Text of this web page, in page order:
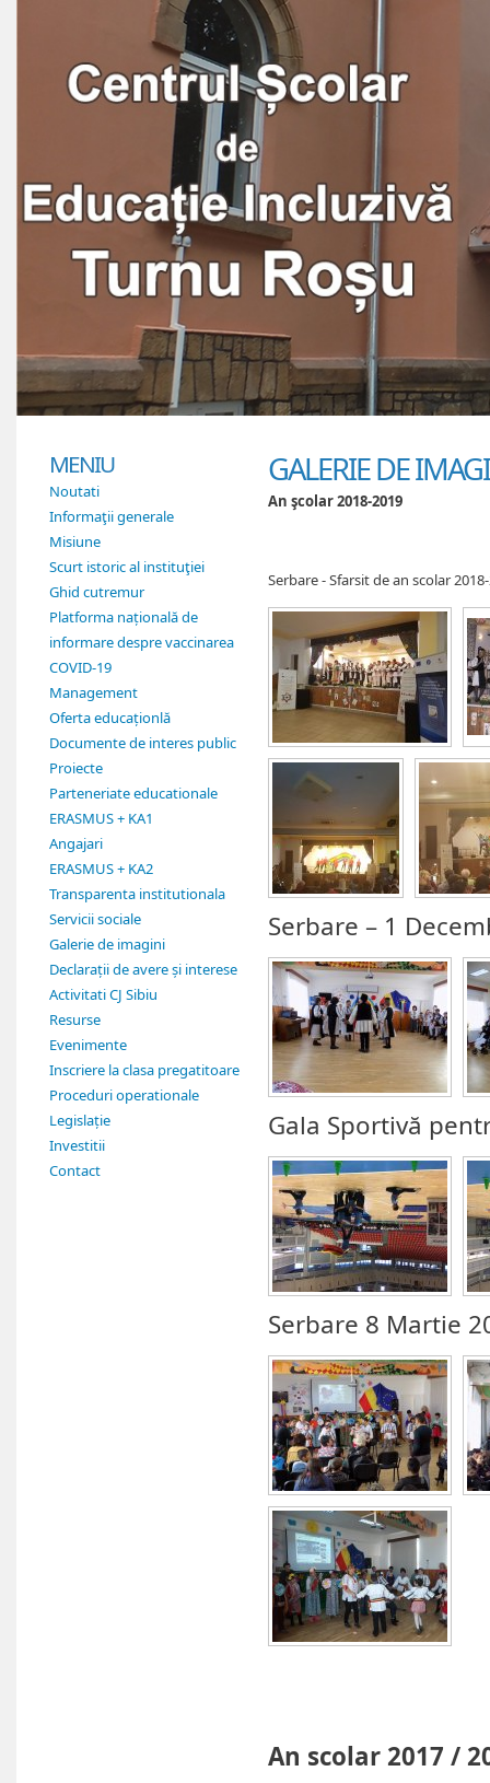
GALERIE DE
An şcolar 2018-2019
Serbare - Sfarsit de an scolar
Serbare – 1
Gala Sportivă
Serbare 8 Martie
An scolar 2017 /
MENIU
Noutati
Informaţii generale
Misiune
Scurt istoric al instituţiei
Ghid cutremur
Platforma națională de
informare despre vaccinarea
COVID-19
Management
Oferta educaționlă
Documente de interes public
Proiecte
Parteneriate educationale
ERASMUS + KA1
Angajari
ERASMUS + KA2
Transparenta institutionala
Servicii sociale
Galerie de imagini
Declarații de avere și interese
Activitati CJ Sibiu
Resurse
Evenimente
Inscriere la clasa pregatitoare
Proceduri operationale
Legislație
Investitii
Contact